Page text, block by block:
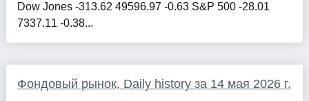
Dow Jones -313.62 49596.97 -0.63 S&P 500 -28.01
7337.11 -0.38...
Фондовый рынок, Daily history за 14 мая 2026 г.